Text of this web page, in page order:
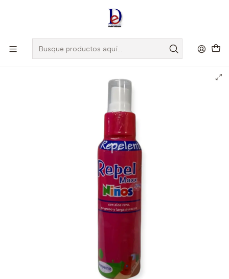
, Si eres nuevo regístrate
REPEL MAXX SPRAY NIÑOS X 120 ML -REPELENTE-NALEMAN UBI
13-D